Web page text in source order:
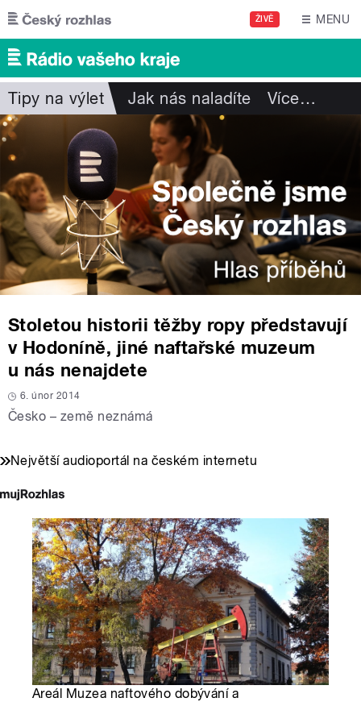
Přejít k hlavnímu obsahu
ŽIVĚ MENU
Tipy na výlet Jak nás naladíte Více…
Stoletou historii těžby ropy představují
v Hodoníně, jiné naftařské muzeum
u nás nenajdete
6. únor 2014
Česko – země neznámá
Největší audioportál na českém internetu
Areál Muzea naftového dobývání a